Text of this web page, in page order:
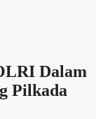
Dalam
Pilkada